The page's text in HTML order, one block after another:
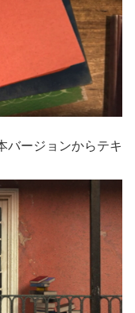
バージョンからテキ